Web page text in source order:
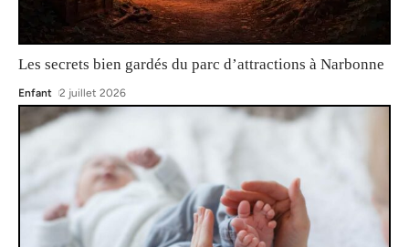
Les secrets bien gardés du parc d’attractions à Narbonne
Enfant 2 juillet 2026